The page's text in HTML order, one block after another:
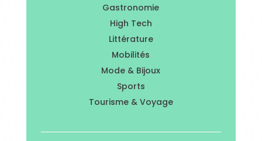
Gastronomie
High Tech
Littérature
Mobilités
Mode & Bijoux
Sports
Tourisme & Voyage